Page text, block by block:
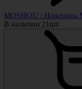
MOSHOU / Ножницы
В наличии 21шт.